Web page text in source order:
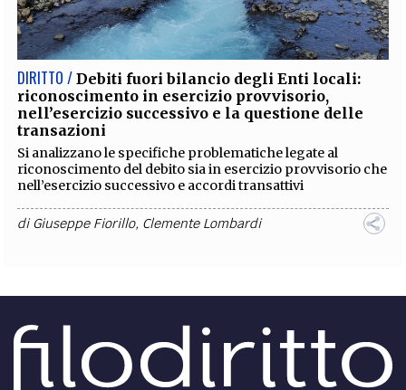
EXTRA
CODICI RUBRICHE LIBRI PROCEEDINGS PUBBLICITÀ CONTATTI
SOCIAL MEDIA
DIRITTO / Debiti fuori bilancio degli Enti locali:
riconoscimento in esercizio provvisorio,
nell’esercizio successivo e la questione delle
transazioni
Si analizzano le specifiche problematiche legate al
riconoscimento del debito sia in esercizio provvisorio che
nell’esercizio successivo e accordi transattivi
diGiuseppe Fiorillo, Clemente Lombardi